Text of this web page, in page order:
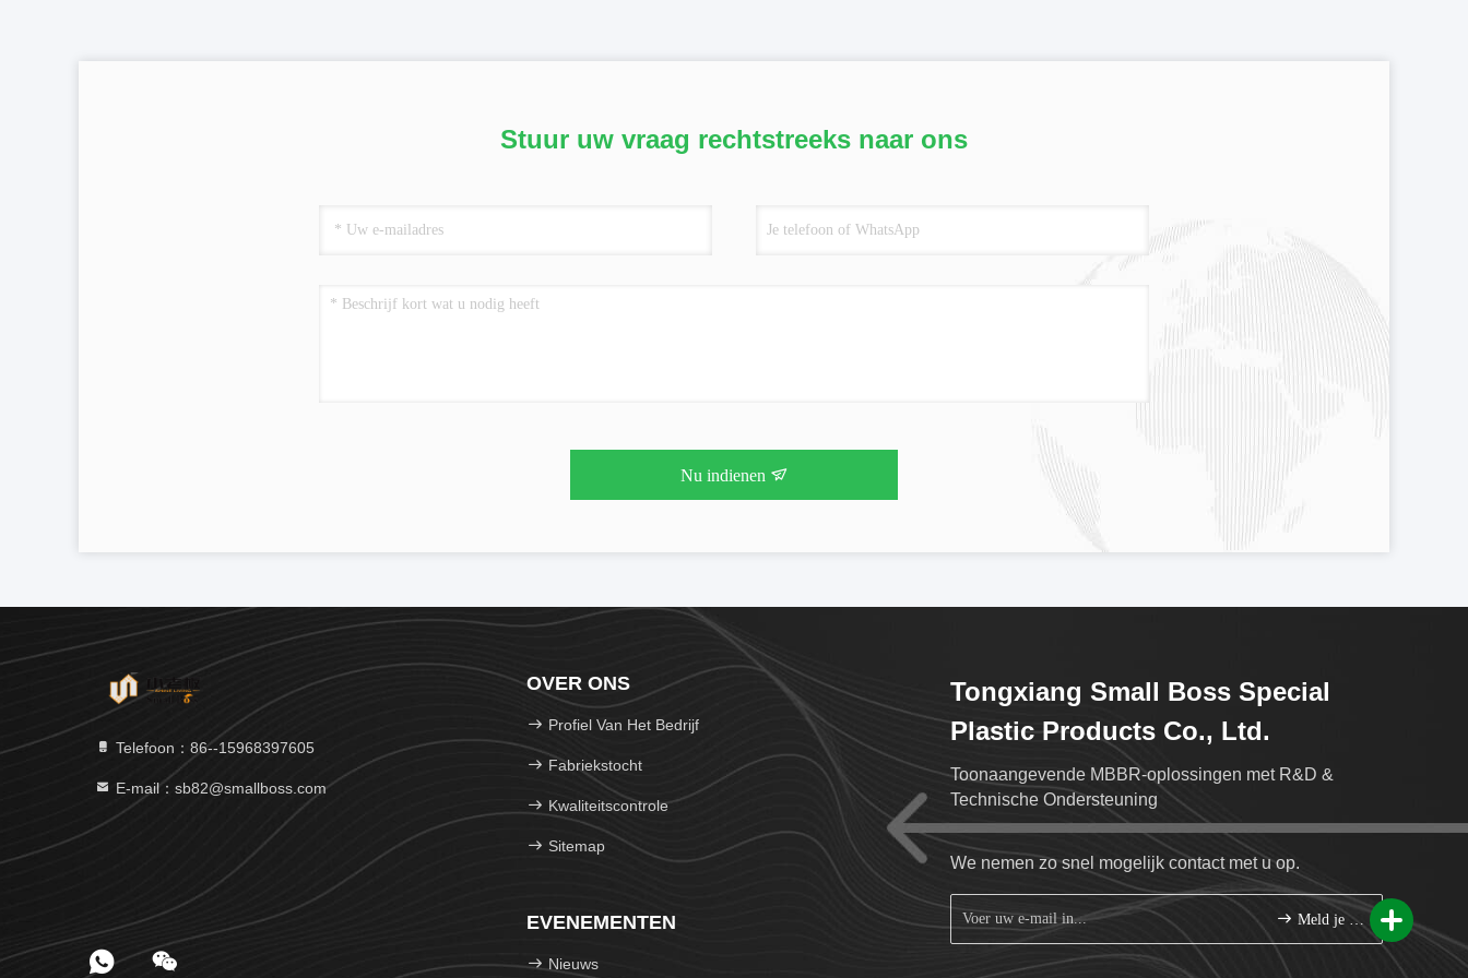
Stuur uw vraag rechtstreeks naar ons
Nu indienen
Telefoon：86--15968397605
E-mail：sb82@smallboss.com
OVER ONS
Profiel Van Het Bedrijf
Fabriekstocht
Kwaliteitscontrole
Sitemap
EVENEMENTEN
Nieuws
Tongxiang Small Boss Special
Plastic Products Co., Ltd.
Toonaangevende MBBR-oplossingen met R&D &
Technische Ondersteuning
We nemen zo snel mogelijk contact met u op.
Meld je aan.